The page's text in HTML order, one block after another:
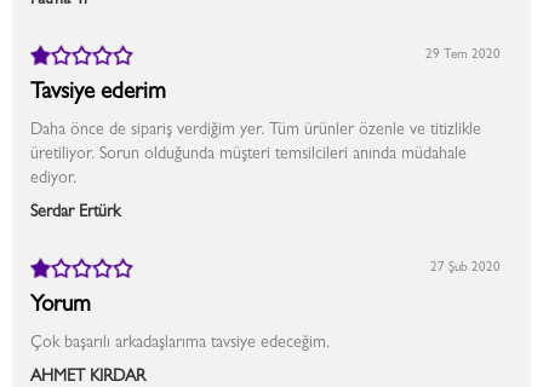
Tavsiye ederim
Daha önce de sipariş verdiğim yer. Tüm ürünler özenle ve titizlikle
üretiliyor. Sorun olduğunda müşteri temsilcileri anında müdahale
ediyor.
Serdar Ertürk
29 Tem 2020
Yorum
Çok başarılı arkadaşlarıma tavsiye edeceğim.
AHMET KIRDAR
27 Şub 2020